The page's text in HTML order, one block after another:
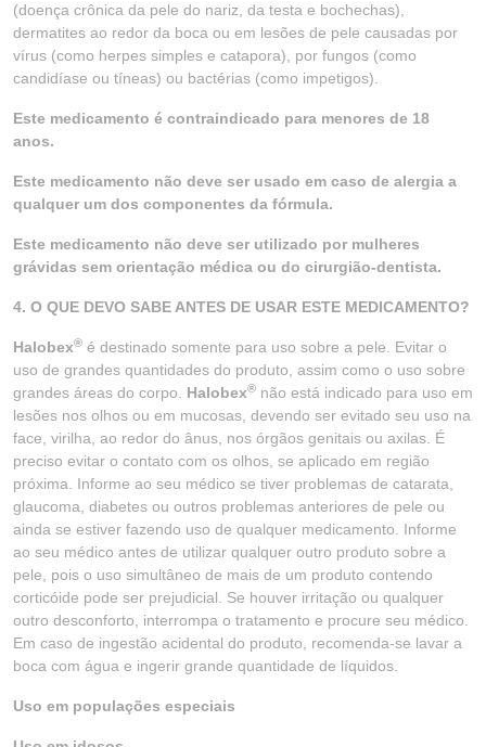
(doença crônica da pele do nariz, da testa e bochechas),
dermatites ao redor da boca ou em lesões de pele causadas por
vírus (como herpes simples e catapora), por fungos (como
candidíase ou tíneas) ou bactérias (como impetigos).
Este medicamento é contraindicado para menores de 18
anos.
Este medicamento não deve ser usado em caso de alergia a
qualquer um dos componentes da fórmula.
Este medicamento não deve ser utilizado por mulheres
grávidas sem orientação médica ou do cirurgião-dentista.
4. O QUE DEVO SABE ANTES DE USAR ESTE MEDICAMENTO?
Halobex® é destinado somente para uso sobre a pele. Evitar o
uso de grandes quantidades do produto, assim como o uso sobre
grandes áreas do corpo. Halobex® não está indicado para uso em
lesões nos olhos ou em mucosas, devendo ser evitado seu uso na
face, virilha, ao redor do ânus, nos órgãos genitais ou axilas. É
preciso evitar o contato com os olhos, se aplicado em região
próxima. Informe ao seu médico se tiver problemas de catarata,
glaucoma, diabetes ou outros problemas anteriores de pele ou
ainda se estiver fazendo uso de qualquer medicamento. Informe
ao seu médico antes de utilizar qualquer outro produto sobre a
pele, pois o uso simultâneo de mais de um produto contendo
corticóide pode ser prejudicial. Se houver irritação ou qualquer
outro desconforto, interrompa o tratamento e procure seu médico.
Em caso de ingestão acidental do produto, recomenda-se lavar a
boca com água e ingerir grande quantidade de líquidos.
Uso em populações especiais